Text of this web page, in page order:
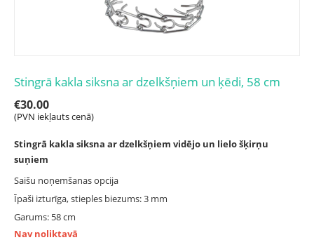
Stingrā kakla siksna ar dzelkšņiem un ķēdi, 58 cm
€30.00
(PVN iekļauts cenā)
Stingrā kakla siksna ar dzelkšņiem vidējo un lielo šķirņu
suņiem
Saišu noņemšanas opcija
Īpaši izturīga, stieples biezums: 3 mm
Garums: 58 cm
Nav noliktavā